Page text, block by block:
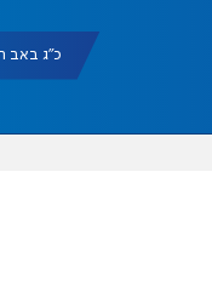
כ"ג באב תשפ"ו